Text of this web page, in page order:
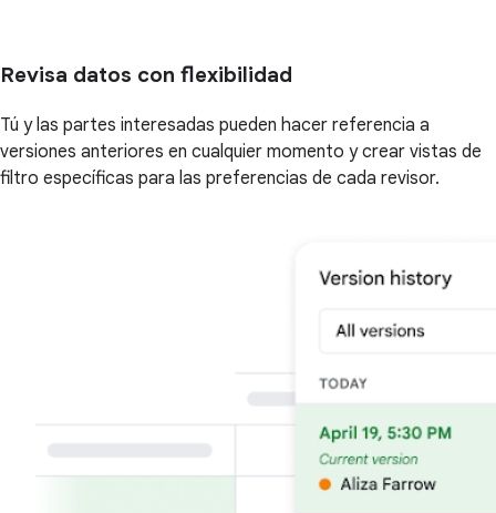
Revisa datos con flexibilidad
Tú y las partes interesadas pueden hacer referencia a
versiones anteriores en cualquier momento y crear vistas de
filtro específicas para las preferencias de cada revisor.